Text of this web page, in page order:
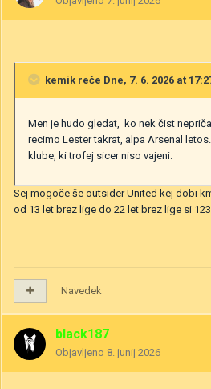
kemik reče Dne, 7. 6. 2026 at
Men je hudo gledat, ko nek čist
recimo Lester takrat, alpa Arsenal
klube, ki trofej sicer niso vajeni.
Sej mogoče še outsider United kej dobi
od 13 let brez lige do 22 let brez lige si 123
Navedek
black187
Objavljeno 8. junij 2026